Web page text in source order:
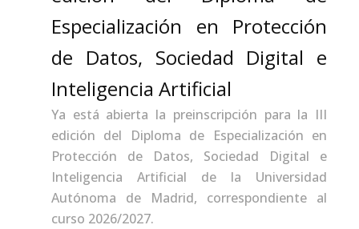
Especialización en Protección
de Datos, Sociedad Digital e
Inteligencia Artificial
Ya está abierta la preinscripción para la III
edición del Diploma de Especialización en
Protección de Datos, Sociedad Digital e
Inteligencia Artificial de la Universidad
Autónoma de Madrid, correspondiente al
curso 2026/2027.